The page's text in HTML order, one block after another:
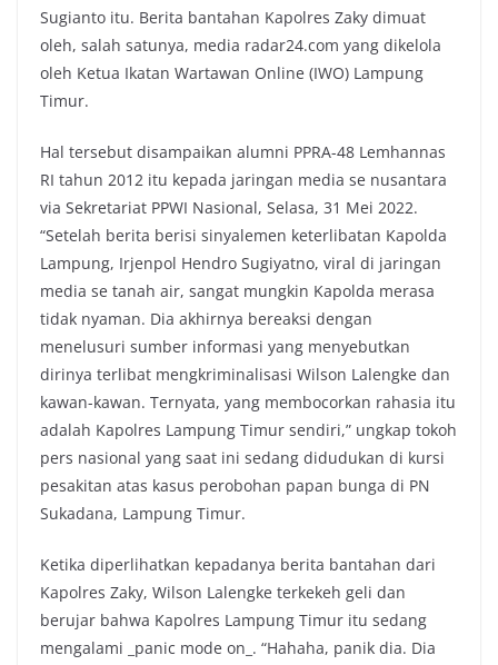
Sugianto itu. Berita bantahan Kapolres Zaky dimuat
oleh, salah satunya, media radar24.com yang dikelola
oleh Ketua Ikatan Wartawan Online (IWO) Lampung
Timur.
Hal tersebut disampaikan alumni PPRA-48 Lemhannas
RI tahun 2012 itu kepada jaringan media se nusantara
via Sekretariat PPWI Nasional, Selasa, 31 Mei 2022.
“Setelah berita berisi sinyalemen keterlibatan Kapolda
Lampung, Irjenpol Hendro Sugiyatno, viral di jaringan
media se tanah air, sangat mungkin Kapolda merasa
tidak nyaman. Dia akhirnya bereaksi dengan
menelusuri sumber informasi yang menyebutkan
dirinya terlibat mengkriminalisasi Wilson Lalengke dan
kawan-kawan. Ternyata, yang membocorkan rahasia itu
adalah Kapolres Lampung Timur sendiri,” ungkap tokoh
pers nasional yang saat ini sedang didudukan di kursi
pesakitan atas kasus perobohan papan bunga di PN
Sukadana, Lampung Timur.
Ketika diperlihatkan kepadanya berita bantahan dari
Kapolres Zaky, Wilson Lalengke terkekeh geli dan
berujar bahwa Kapolres Lampung Timur itu sedang
mengalami _panic mode on_. “Hahaha, panik dia. Dia